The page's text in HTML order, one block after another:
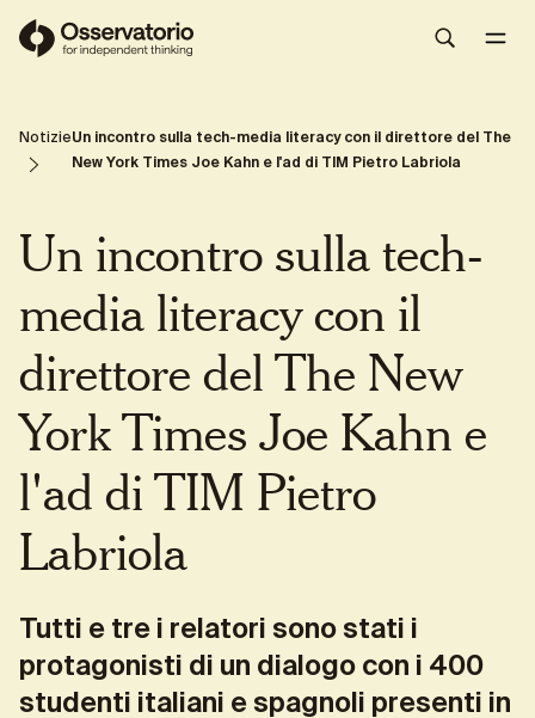
NotizieUn incontro sulla tech-media literacy con il direttore del The
New York Times Joe Kahn e l'ad di TIM Pietro Labriola
Un incontro sulla tech-
media literacy con il
direttore del The New
York Times Joe Kahn e
l'ad di TIM Pietro
Labriola
Tutti e tre i relatori sono stati i
protagonisti di un dialogo con i 400
studenti italiani e spagnoli presenti in
400 studenti italiani e spagnoli a confronto Share